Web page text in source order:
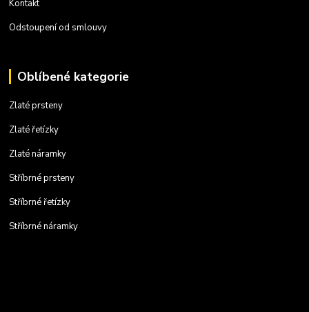
Kontakt
Odstoupení od smlouvy
Oblíbené kategorie
Zlaté prsteny
Zlaté řetízky
Zlaté náramky
Stříbrné prsteny
Stříbrné řetízky
Stříbrné náramky